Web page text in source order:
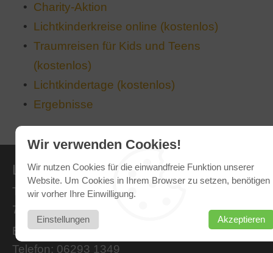
Wir verwenden Cookies!
Wir nutzen Cookies für die einwandfreie Funktion unserer
Website. Um Cookies in Ihrem Browser zu setzen, benötigen
wir vorher Ihre Einwilligung.
Einstellungen Akzeptieren
Charity-Aktion
Lichtkinderkreise online (kostenlos)
Traumreisen für Kids und Teens
(kostenlos)
Lichtkindertage (kostenlos)
Ergebnisse
LICHTKINDER-LKK E.V.
Triebweg 1
74834 Elztal-Rittersbach
E-Mail:lkk@lichtkinder-lkk.com
Telefon: 06293 1349